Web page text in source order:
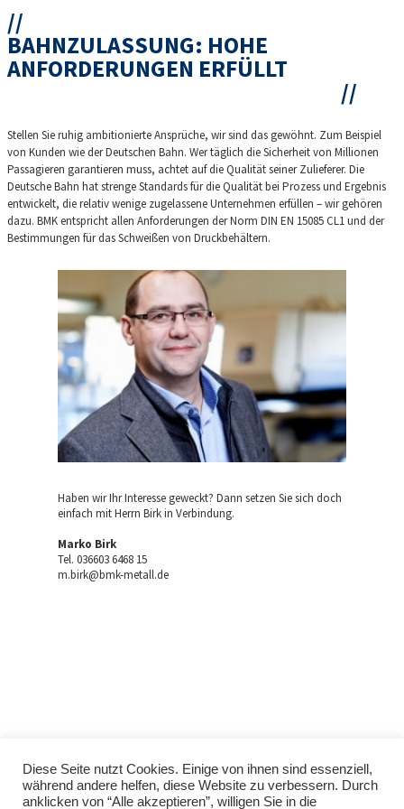
BAHNZULASSUNG: HOHE
ANFORDERUNGEN ERFÜLLT
Stellen Sie ruhig ambitionierte Ansprüche, wir sind das gewöhnt. Zum Beispiel
von Kunden wie der Deutschen Bahn. Wer täglich die Sicherheit von Millionen
Passagieren garantieren muss, achtet auf die Qualität seiner Zulieferer. Die
Deutsche Bahn hat strenge Standards für die Qualität bei Prozess und Ergebnis
entwickelt, die relativ wenige zugelassene Unternehmen erfüllen – wir gehören
dazu. BMK entspricht allen Anforderungen der Norm DIN EN 15085 CL1 und der
Bestimmungen für das Schweißen von Druckbehältern.
Haben wir Ihr Interesse geweckt? Dann setzen Sie sich doch
einfach mit Herrn Birk in Verbindung.
Marko Birk
Tel. 036603 6468 15
m.birk@bmk-metall.de
Diese Seite nutzt Cookies. Einige von ihnen sind essenziell,
während andere helfen, diese Website zu verbessern. Durch
anklicken von “Alle akzeptieren”, willigen Sie in die